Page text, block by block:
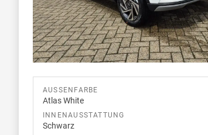
AUSSENFARBE
Atlas White
INNENAUSSTATTUNG
Schwarz